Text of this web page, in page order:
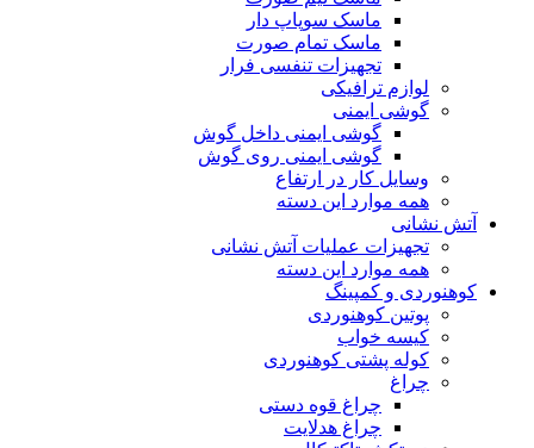
ماسک سوپاپ دار
ماسک تمام صورت
تجهیزات تنفسی فرار
لوازم ترافیکی
گوشی ایمنی
گوشی ایمنی داخل گوش
گوشی ایمنی روی گوش
وسایل کار در ارتفاع
همه موارد این دسته
آتش نشانی
تجهیزات عملیات آتش نشانی
همه موارد این دسته
کوهنوردی و کمپینگ
پوتین کوهنوردی
کیسه خواب
کوله پشتی کوهنوردی
چراغ
چراغ قوه دستی
چراغ هدلایت